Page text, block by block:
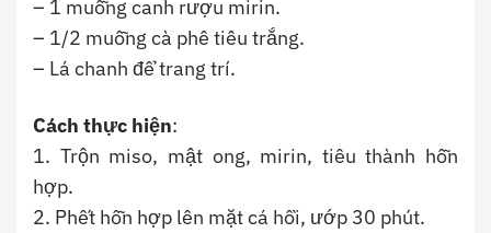
– 1 muỗng canh rượu mirin.
– 1/2 muỗng cà phê tiêu trắng.
– Lá chanh để trang trí.
Cách thực hiện:
1. Trộn miso, mật ong, mirin, tiêu thành hỗn
hợp.
2. Phết hỗn hợp lên mặt cá hồi, ướp 30 phút.